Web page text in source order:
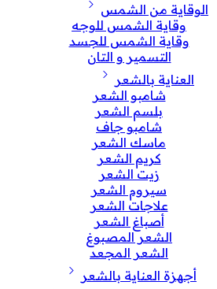
الوقاية من الشمس
وقاية الشمس للوجه
وقاية الشمس للجسد
التسمير و التان
العناية بالشعر
شامبو الشعر
بلسم الشعر
شامبو جاف
ماسك الشعر
كريم الشعر
زيت الشعر
سيروم الشعر
علاجات الشعر
أصباغ الشعر
الشعر المصبوغ
الشعر المجعد
أجهزة العناية بالشعر